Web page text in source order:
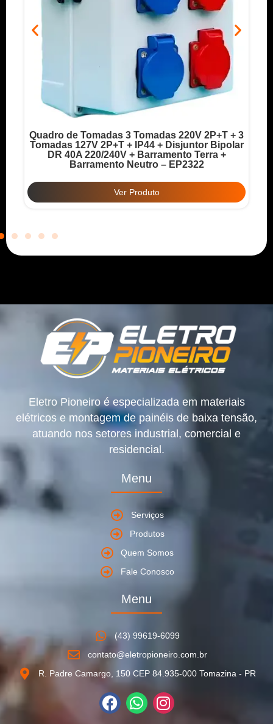
Quadro de Tomadas 3 Tomadas 220V 2P+T + 3
Tomadas 127V 2P+T + IP44 + Disjuntor Bipolar
DR 40A 220/240V + Barramento Terra +
Barramento Neutro – EP2322
Ver Produto
Eletro Pioneiro é especializada em materiais
elétricos e montagem de painéis de baixa tensão,
atuando nos setores industrial, comercial e
residencial.
Menu
Serviços
Produtos
Quem Somos
Fale Conosco
Menu
(43) 99619-6099
contato@eletropioneiro.com.br
R. Padre Camargo, 150 CEP 84.935-000 Tomazina - PR